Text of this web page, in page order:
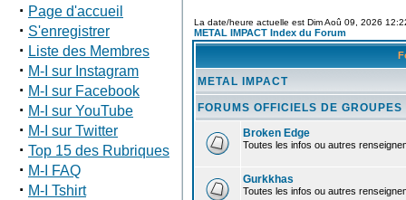
· Page d'accueil
· S'enregistrer
· Liste des Membres
· M-I sur Instagram
· M-I sur Facebook
· M-I sur YouTube
· M-I sur Twitter
· Top 15 des Rubriques
· M-I FAQ
· M-I Tshirt
La date/heure actuelle est Dim Aoû 09, 2026
METAL IMPACT Index du Forum
METAL IMPACT
FORUMS OFFICIELS DE GROUPES
Broken Edge
Toutes les infos ou autres
Gurkkhas
Toutes les infos ou autres